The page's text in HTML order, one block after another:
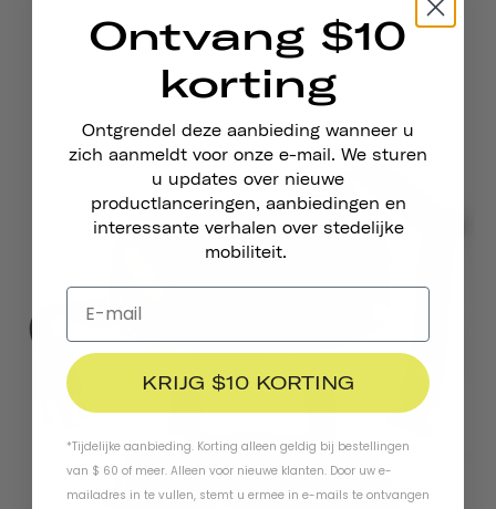
Ontvang $10
korting
Ontgrendel deze aanbieding wanneer u
zich aanmeldt voor onze e-mail. We sturen
u updates over nieuwe
productlanceringen, aanbiedingen en
interessante verhalen over stedelijke
mobiliteit.
KRIJG $10 KORTING
*Tijdelijke aanbieding. Korting alleen geldig bij bestellingen
van $ 60 of meer. Alleen voor nieuwe klanten. Door uw e-
mailadres in te vullen, stemt u ermee in e-mails te ontvangen